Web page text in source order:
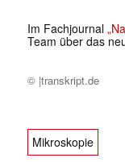
Im Fachjournal
Team über das
© |transkript.de
Mikroskopie